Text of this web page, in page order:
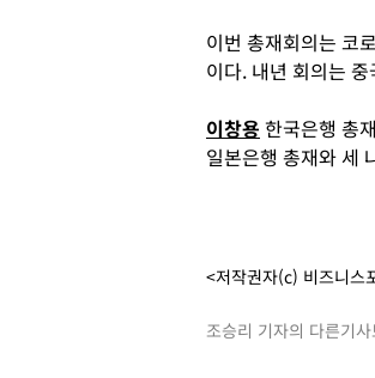
이번 총재회의는 코
이다. 내년 회의는
이창용 한국은행 총
일본은행 총재와 세
<저작권자(c) 비즈니스
조승리 기자의 다른기사